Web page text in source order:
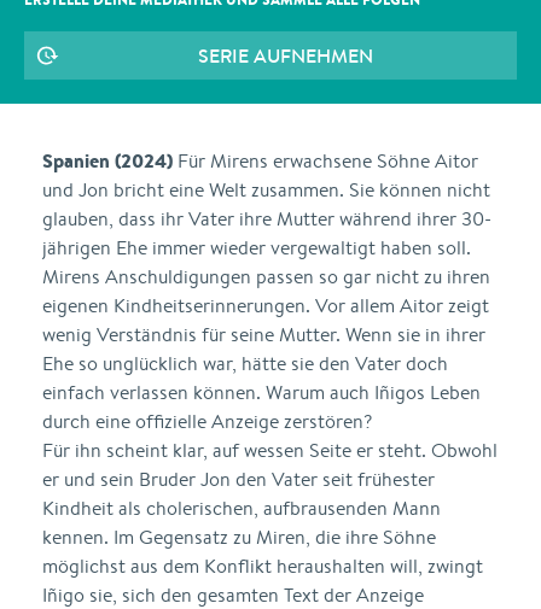
SERIE AUFNEHMEN
Spanien (2024) Für Mirens erwachsene Söhne Aitor
und Jon bricht eine Welt zusammen. Sie können nicht
glauben, dass ihr Vater ihre Mutter während ihrer 30-
jährigen Ehe immer wieder vergewaltigt haben soll.
Mirens Anschuldigungen passen so gar nicht zu ihren
eigenen Kindheitserinnerungen. Vor allem Aitor zeigt
wenig Verständnis für seine Mutter. Wenn sie in ihrer
Ehe so unglücklich war, hätte sie den Vater doch
einfach verlassen können. Warum auch Iñigos Leben
durch eine offizielle Anzeige zerstören?
Für ihn scheint klar, auf wessen Seite er steht. Obwohl
er und sein Bruder Jon den Vater seit frühester
Kindheit als cholerischen, aufbrausenden Mann
kennen. Im Gegensatz zu Miren, die ihre Söhne
möglichst aus dem Konflikt heraushalten will, zwingt
Iñigo sie, sich den gesamten Text der Anzeige